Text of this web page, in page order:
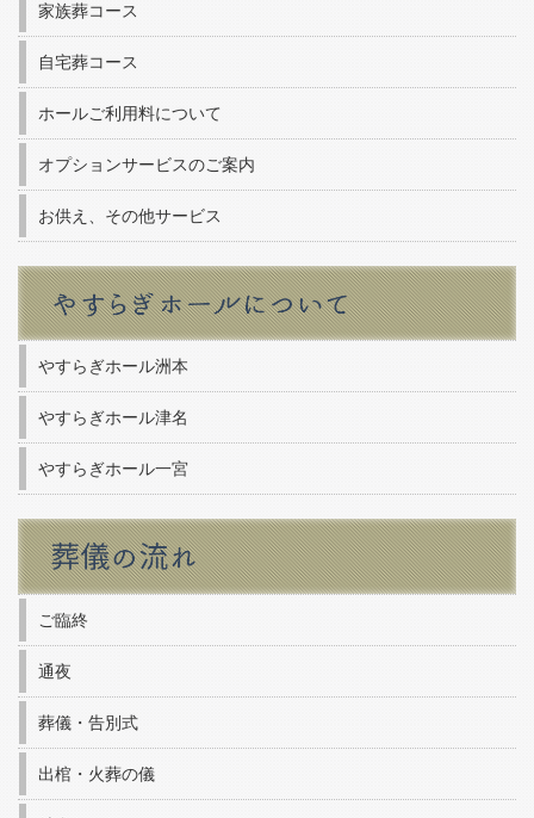
家族葬コース
自宅葬コース
ホールご利用料について
オプションサービスのご案内
お供え、その他サービス
やすらぎホール洲本
やすらぎホール津名
やすらぎホール一宮
ご臨終
通夜
葬儀・告別式
出棺・火葬の儀